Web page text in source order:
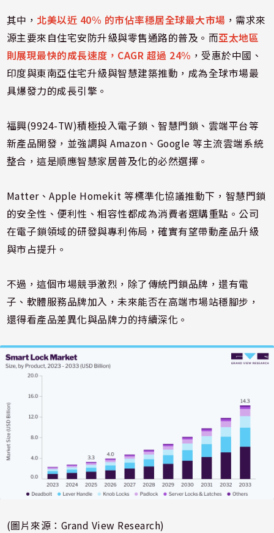
其中， 北美以近 40% 的市佔率穩居全球最大市場 ，需求來
源主要來自住宅安防升級與零售通路的普及。而亞太地區
則展現最快的成長速度，CAGR 超過 24% ，受惠於中國、
印度與東南亞住宅升級與智慧建築推動，成為全球市場最
具爆發力的成長引擎。
福興(9924-TW)積極投入電子鎖、智慧門鎖、雲端平台等
新產品開發，並強調與 Amazon、Google 等主流雲端系統
整合，這是順應智慧家居普及化的必然選擇。
Matter、Apple Homekit 等標準化協議推動下，智慧門鎖
的安全性、便利性、相容性都成為消費者選購重點。公司
在電子鎖領域的研發與專利佈局，確實有望帶動產品升級
與市占提升。
不過，這個市場競爭激烈，除了傳統門鎖品牌，還有電
子、軟體服務品牌加入，未來能否在高端市場站穩腳步，
還得看產品差異化與品牌力的持續深化。
(圖片來源：Grand View Research)